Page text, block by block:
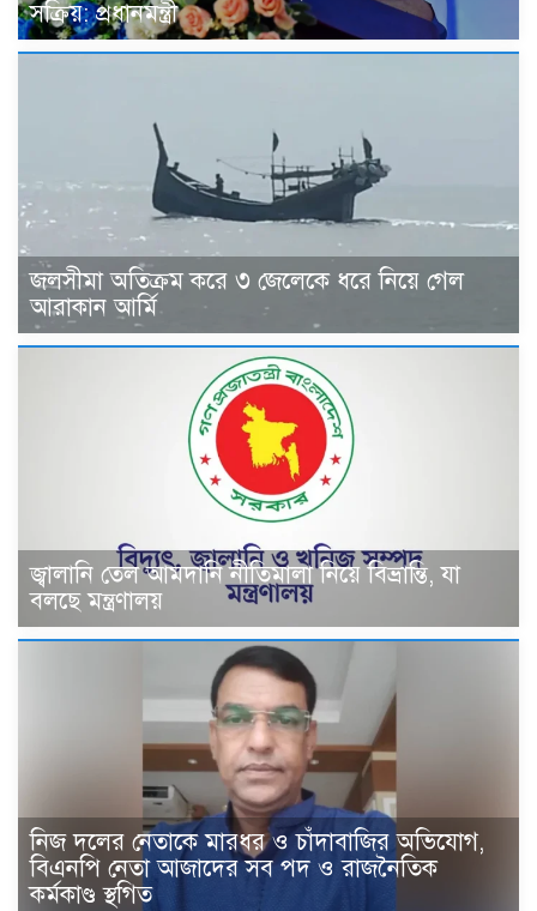
সক্রিয়: প্রধানমন্ত্রী
জলসীমা অতিক্রম করে ৩ জেলেকে ধরে নিয়ে গেল
আরাকান আর্মি
জ্বালানি তেল আমদানি নীতিমালা নিয়ে বিভ্রান্তি, যা
বলছে মন্ত্রণালয়
নিজ দলের নেতাকে মারধর ও চাঁদাবাজির অভিযোগ,
বিএনপি নেতা আজাদের সব পদ ও রাজনৈতিক
কর্মকাণ্ড স্থগিত